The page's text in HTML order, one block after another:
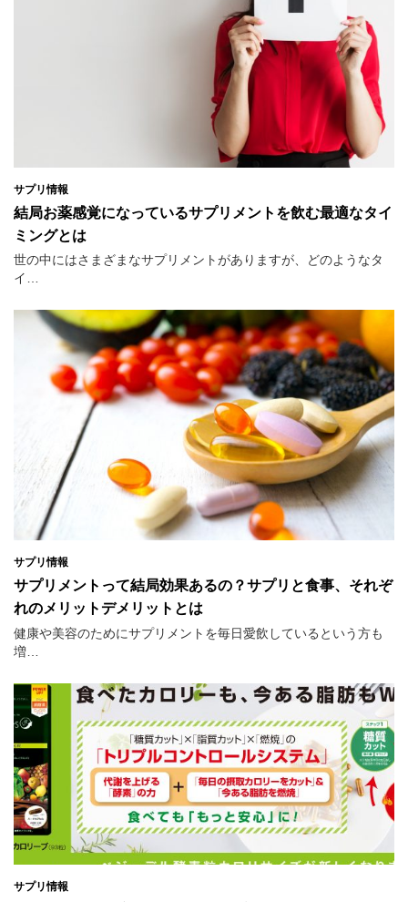
サプリ情報
結局お薬感覚になっているサプリメントを飲む最適なタイ
ミングとは
世の中にはさまざまなサプリメントがありますが、どのようなタ
イ…
サプリ情報
サプリメントって結局効果あるの？サプリと食事、それぞ
れのメリットデメリットとは
健康や美容のためにサプリメントを毎日愛飲しているという方も
増…
サプリ情報